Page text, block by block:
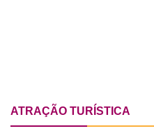
ATRAÇÃO TURÍSTICA